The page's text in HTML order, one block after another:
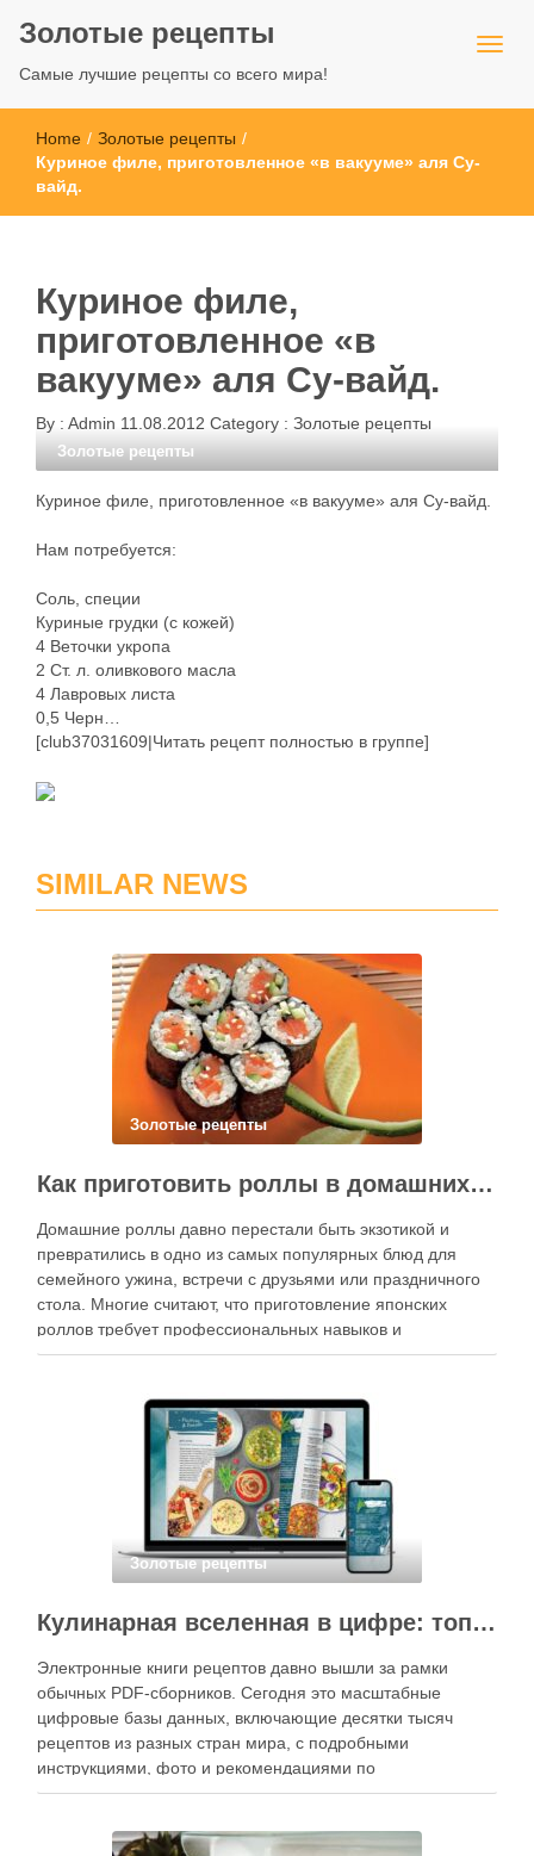
Золотые рецепты
Самые лучшие рецепты со всего мира!
Home / Золотые рецепты /
Куриное филе, приготовленное «в вакууме» аля Су-
вайд.
Куриное филе,
приготовленное «в
вакууме» аля Су-вайд.
By : Admin 11.08.2012 Category : Золотые рецепты
Золотые рецепты
Куриное филе, приготовленное «в вакууме» аля Су-вайд.
Нам потребуется:
Cоль, специи
Куриные грудки (с кожей)
4 Веточки укропа
2 Ст. л. оливкового масла
4 Лавровых листа
0,5 Черн…
[club37031609|Читать рецепт полностью в группе]
SIMILAR NEWS
Золотые рецепты
Как приготовить роллы в домашних условиях?
Домашние роллы давно перестали быть экзотикой и
превратились в одно из самых популярных блюд для
семейного ужина, встречи с друзьями или праздничного
стола. Многие считают, что приготовление японских
роллов требует профессиональных навыков и
специального оборудования, однако на практике сделать
кухне. Главное — …
Золотые рецепты
Кулинарная вселенная в цифре: топ-3 самых больших электронных книг рецептов
Электронные книги рецептов давно вышли за рамки
обычных PDF-сборников. Сегодня это масштабные
цифровые базы данных, включающие десятки тысяч
рецептов из разных стран мира, с подробными
инструкциями, фото и рекомендациями по
приготовлению. В отличие от печатных изданий,
контент, расширять коллекции блюд и добавлять новые